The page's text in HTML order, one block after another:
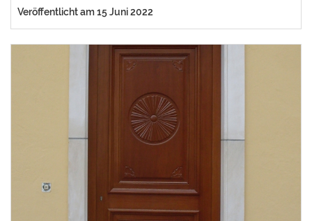
Veröffentlicht am 15 Juni 2022